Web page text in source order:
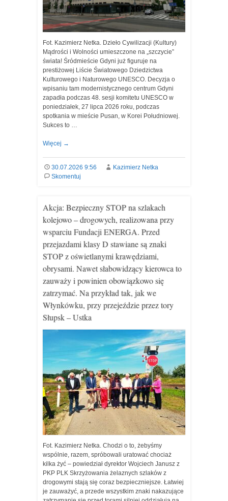
Fot. Kazimierz Netka. Dzieło Cywilizacji (Kultury)
Mądrości i Wolności umieszczone na „szczycie”
świata! Śródmieście Gdyni już figuruje na
prestiżowej Liście Światowego Dziedzictwa
Kulturowego i Naturowego UNESCO. Decyzja o
wpisaniu tam modernistycznego centrum Gdyni
zapadła podczas 48. sesji komitetu UNESCO w
poniedziałek, 27 lipca 2026 roku, podczas
spotkania w mieście Pusan, w Korei Południowej.
Sukces to …
Więcej →
30.07.2026 9:56
Kazimierz Netka
Skomentuj
Akcja: Bezpieczny STOP na szlakach
kolejowo – drogowych, realizowana przy
wsparciu Fundacji ENERGA. Przed
przejazdami klasy D stawiane są znaki
STOP z oświetlanymi krawędziami,
obrysami. Nawet słabowidzący kierowca to
zauważy i powinien obowiązkowo się
zatrzymać. Na przykład tak, jak we
Włynkówku, przy przejeździe przez tory
Słupsk – Ustka
Fot. Kazimierz Netka. Chodzi o to, żebyśmy
wspólnie, razem, spróbowali uratować chociaż
kilka żyć – powiedział dyrektor Wojciech Janusz z
PKP PLK Skrzyżowania żelaznych szlaków z
drogowymi stają się coraz bezpieczniejsze. Łatwiej
je zauważyć, a przede wszystkim znaki nakazujące